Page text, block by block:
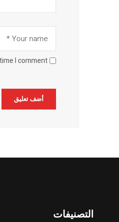
I comment.
التصنيفات